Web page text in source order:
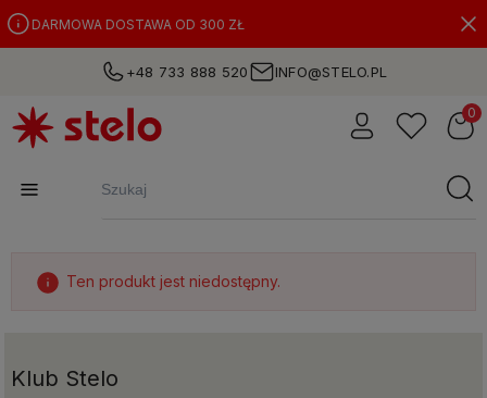
DARMOWA DOSTAWA OD 300 ZŁ
+48 733 888 520 INFO@STELO.PL
Ten produkt jest niedostępny.
Klub Stelo